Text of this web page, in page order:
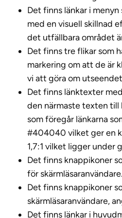
Det finns länkar i
med en visuell skillnad
det utfällbara området
Det finns tre flikar som
markering om att de är
vi att göra om
Det finns länktexter
den närmaste texten till
som föregår länkarna
#404040 vilket ger en
1,7:1 vilket ligger under
Det finns knappikoner
för skärmläsaranvändare.
Det finns knappikoner
skärmläsaranvändare,
Det finns länkar i